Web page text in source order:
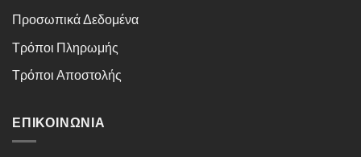
Προσωπικά Δεδομένα
Τρόποι Πληρωμής
Τρόποι Αποστολής
ΕΠΙΚΟΙΝΩΝΊΑ